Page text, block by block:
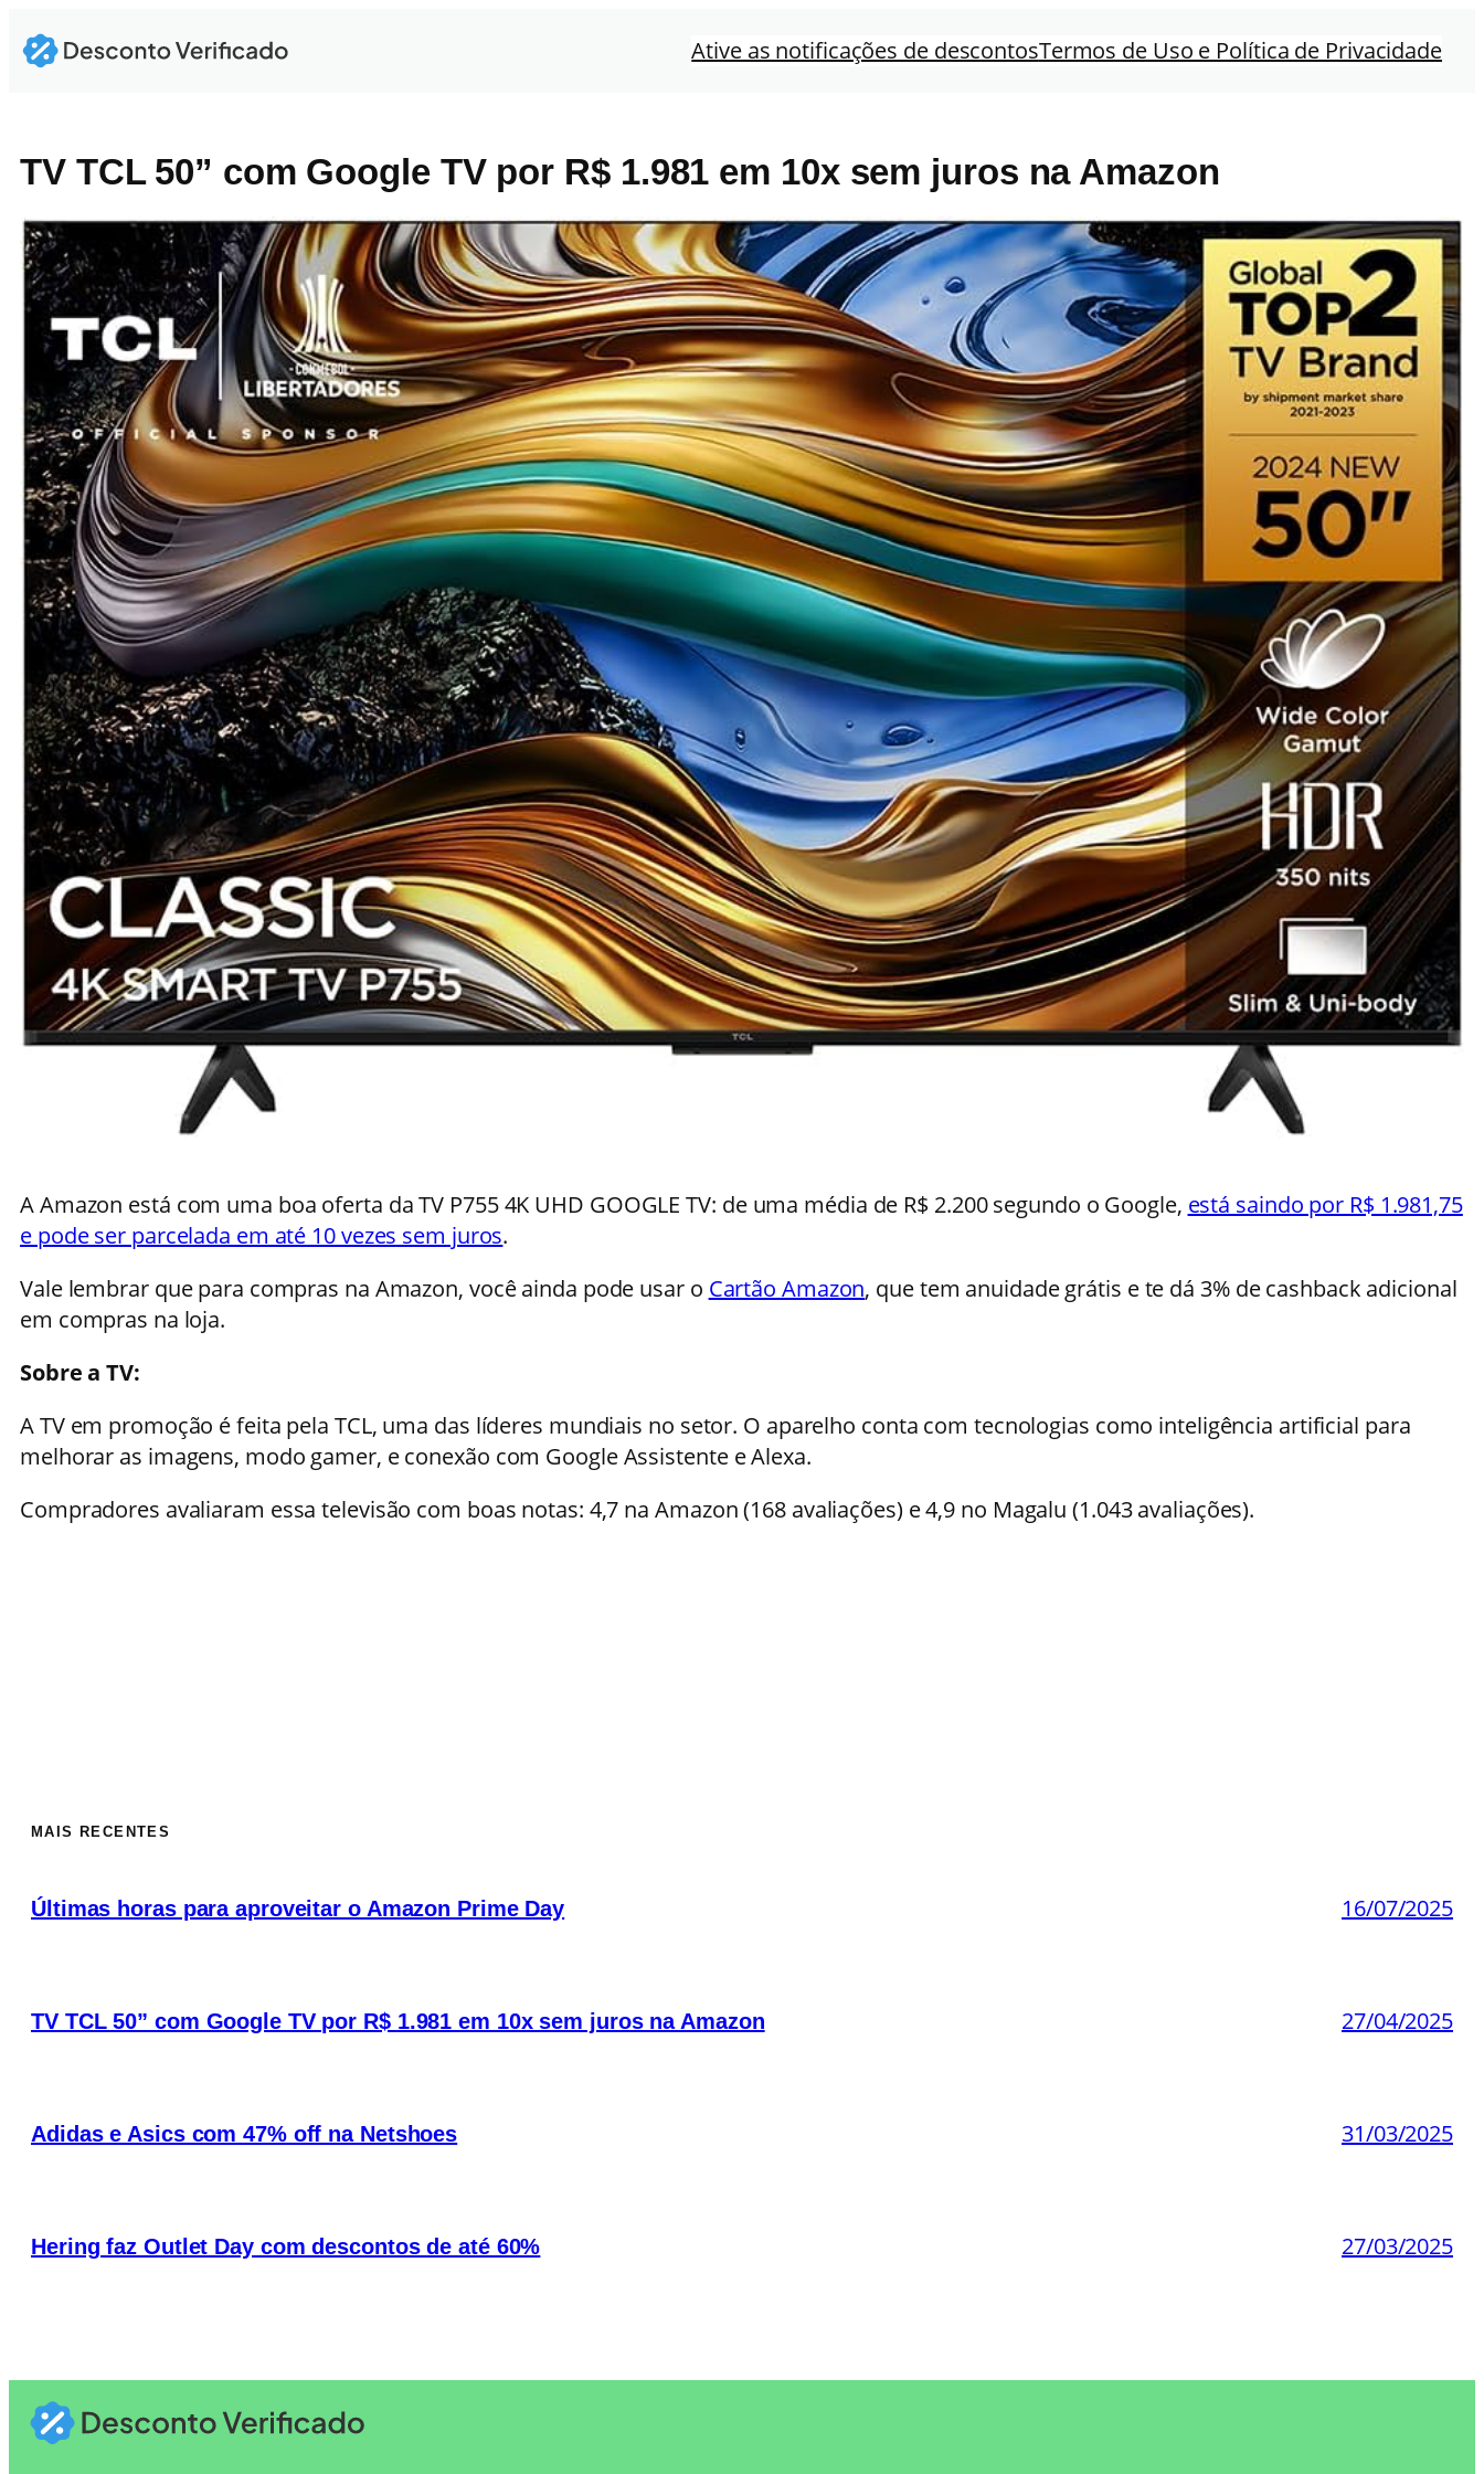
para
Ative as notificações de descontosTermos de Uso e Política de Privacidade
TV TCL 50” com Google TV por R$ 1.981 em 10x sem juros na Amazon
A Amazon está com uma boa oferta da TV P755 4K UHD GOOGLE TV: de uma média de R$ 2.200 segundo o Google, está saindo por R$ 1.981,75
e pode ser parcelada em até 10 vezes sem juros.
Vale lembrar que para compras na Amazon, você ainda pode usar o Cartão Amazon, que tem anuidade grátis e te dá 3% de cashback adicional
em compras na loja.
Sobre a TV:
A TV em promoção é feita pela TCL, uma das líderes mundiais no setor. O aparelho conta com tecnologias como inteligência artificial para
melhorar as imagens, modo gamer, e conexão com Google Assistente e Alexa.
Compradores avaliaram essa televisão com boas notas: 4,7 na Amazon (168 avaliações) e 4,9 no Magalu (1.043 avaliações).
MAIS RECENTES
Últimas horas para aproveitar o Amazon Prime Day 16/07/2025
TV TCL 50” com Google TV por R$ 1.981 em 10x sem juros na Amazon 27/04/2025
Adidas e Asics com 47% off na Netshoes 31/03/2025
Hering faz Outlet Day com descontos de até 60% 27/03/2025